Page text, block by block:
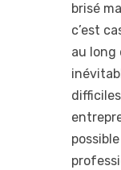
brisé
c’est
au long